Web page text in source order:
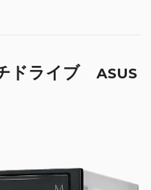
ドライブ ASUS